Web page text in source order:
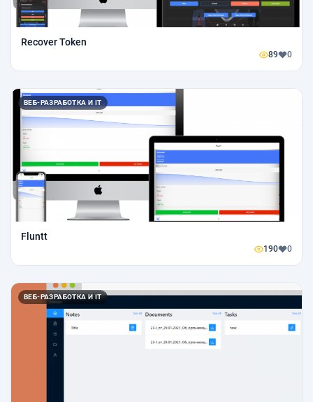
Recover Token
89 0
ВЕБ-РАЗРАБОТКА И IT
Fluntt
190 0
ВЕБ-РАЗРАБОТКА И IT